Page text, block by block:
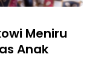
Meniru
Anak